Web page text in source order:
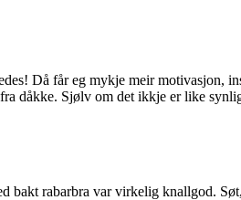
Då får eg mykje meir motivasjon,
dåkke. Sjølv om det ikkje er like
bakt rabarbra var virkelig knallgod.